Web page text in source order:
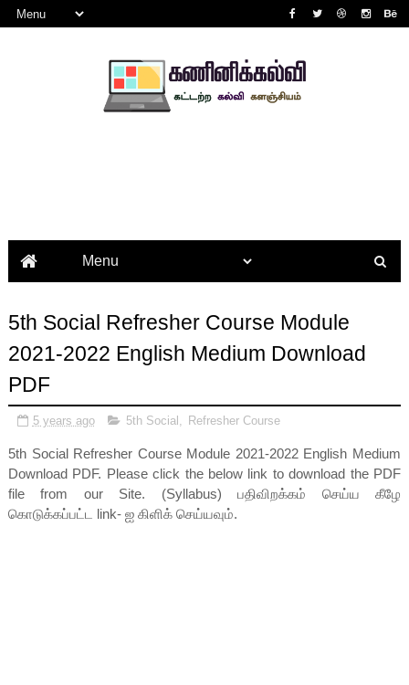
5th Social Refresher Course Module
2021-2022 English Medium Download
PDF
5 years ago 5th Social Refresher Course
5th Social Refresher Course Module 2021-2022 English Medium
Download PDF. Please click the below link to download the PDF
file from our Site. (Syllabus) பதிவிறக்கம் செய்ய கீழே
கொடுக்கப்பட்ட link- ஐ கிளிக் செய்யவும்.